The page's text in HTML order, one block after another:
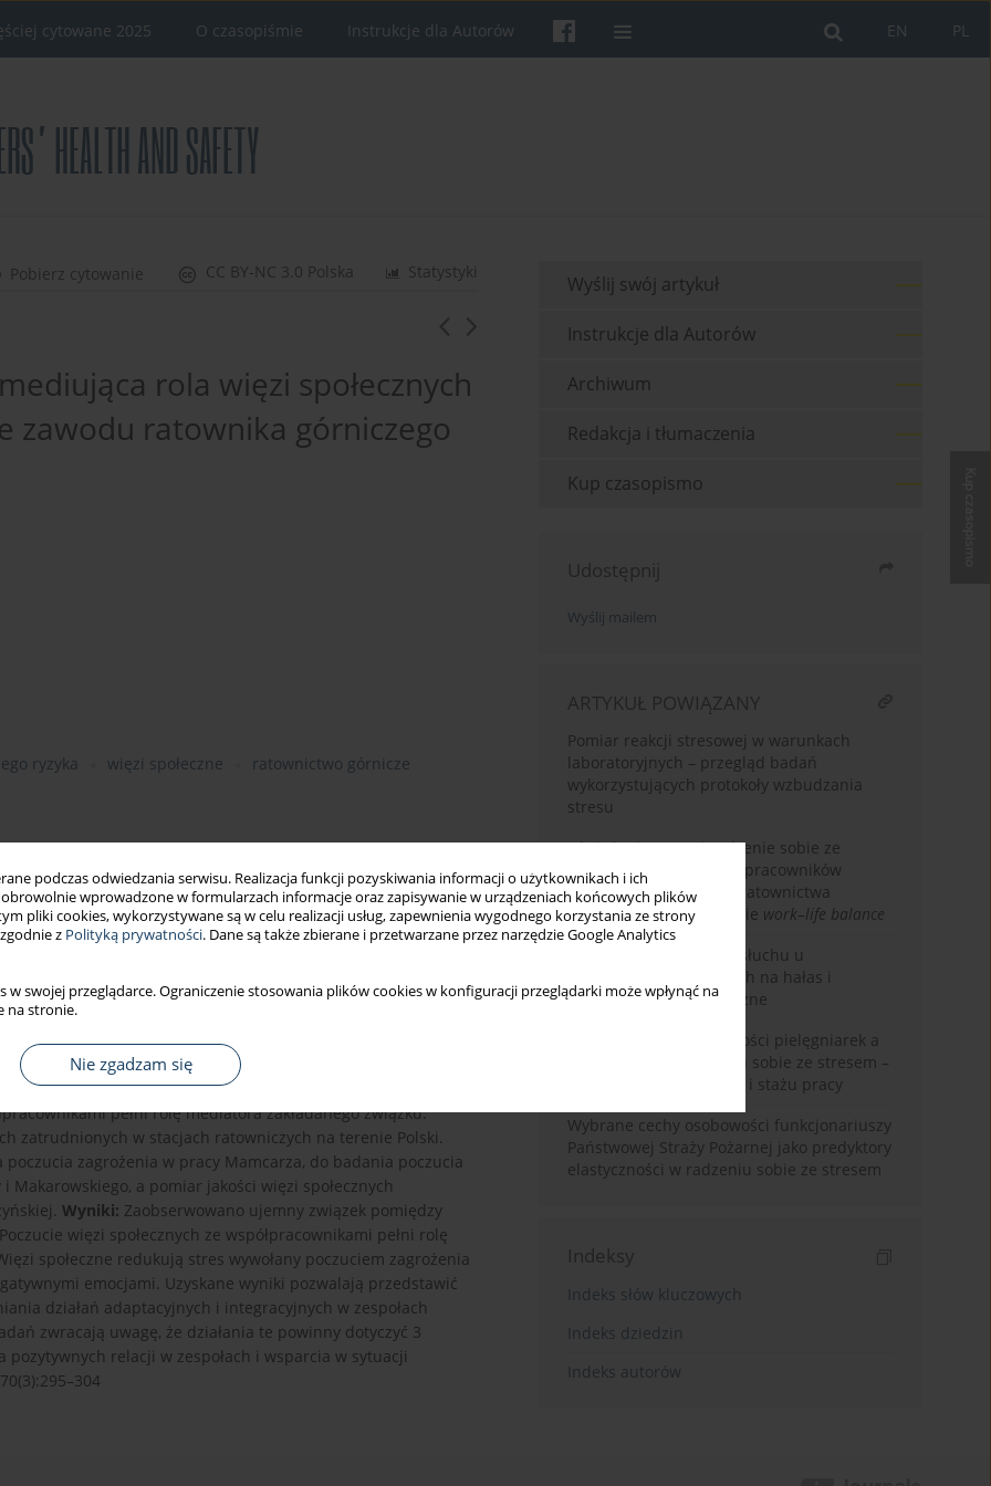
podczas odwiedzania serwisu. Realizacja funkcji pozyskiwania informacji o użytkownikach i ich
wprowadzone w formularzach informacje oraz zapisywanie w urządzeniach końcowych plików
pliki cookies, wykorzystywane są w celu realizacji usług, zapewnienia wygodnego korzystania ze strony
z Polityką prywatności. Dane są także zbierane i przetwarzane przez narzędzie Google Analytics
w swojej przeglądarce. Ograniczenie stosowania plików cookies w konfiguracji przeglądarki może wpłynąć na
na stronie.
Nie zgadzam się
PL
EN
cytowane 2025 O czasopiśmie Instrukcje dla Autorów
Statystyki
CC BY-NC 3.0 Polska
Pobierz cytowanie
rola więzi społecznych
zawodu ratownika górniczego
ryzyka więzi społeczne ratownictwo górnicze
związane są poczucie zagrożenia i stres. Celem badań
r. do maja 2017 r. było określenie związku między tymi
pełni rolę mediatora zakładanego związku.
zatrudnionych w stacjach ratowniczych na terenie Polski.
zagrożenia w pracy Mamcarza, do badania poczucia
a pomiar jakości więzi społecznych
Wyniki: Zaobserwowano ujemny związek pomiędzy
więzi społecznych ze współpracownikami pełni rolę
społeczne redukują stres wywołany poczuciem zagrożenia
emocjami. Uzyskane wyniki pozwalają przedstawić
działań adaptacyjnych i integracyjnych w zespołach
zwracają uwagę, że działania te powinny dotyczyć 3
relacji w zespołach i wsparcia w sytuacji
Wyślij swój artykuł
Instrukcje dla Autorów
Archiwum
Redakcja i tłumaczenia
Kup czasopismo
Udostępnij
Wyślij mailem
ARTYKUŁ POWIĄZANY
Pomiar reakcji stresowej w warunkach
laboratoryjnych – przegląd badań
wykorzystujących protokoły wzbudzania
stresu
Obciążenie pracą i radzenie sobie ze
stresem a stan zdrowia pracowników
systemu państwowego ratownictwa
medycznego w kontekście work–life balance
Badania profilaktyczne słuchu u
pracowników narażonych na hałas i
rozpuszczalniki organiczne
Wybrane cechy osobowości pielęgniarek a
elastyczność w radzeniu sobie ze stresem –
moderacyjna rola wieku i stażu pracy
Wybrane cechy osobowości funkcjonariuszy
Państwowej Straży Pożarnej jako predyktory
elastyczności w radzeniu sobie ze stresem
Indeksy
Indeks słów kluczowych
Indeks dziedzin
Indeks autorów